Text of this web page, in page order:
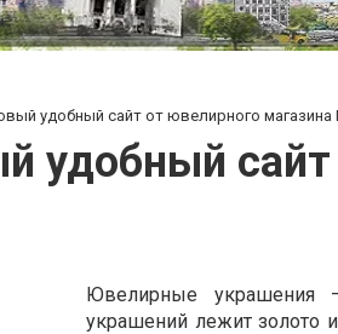
удобный сайт от ювелирного
удобный сайт
Ювелирные украшения
украшений лежит золото